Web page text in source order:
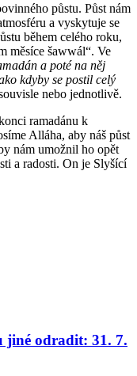
půstu. Půst nám
a vyskytuje se
během celého roku,
měsíce šawwál“. Ve
a poté na něj
kdyby se postil celý
nebo jednotlivě.
ramadánu k
Alláha, aby náš půst
nám umožnil ho opět
a radosti. On je Slyšící
jiné odradit: 31. 7.